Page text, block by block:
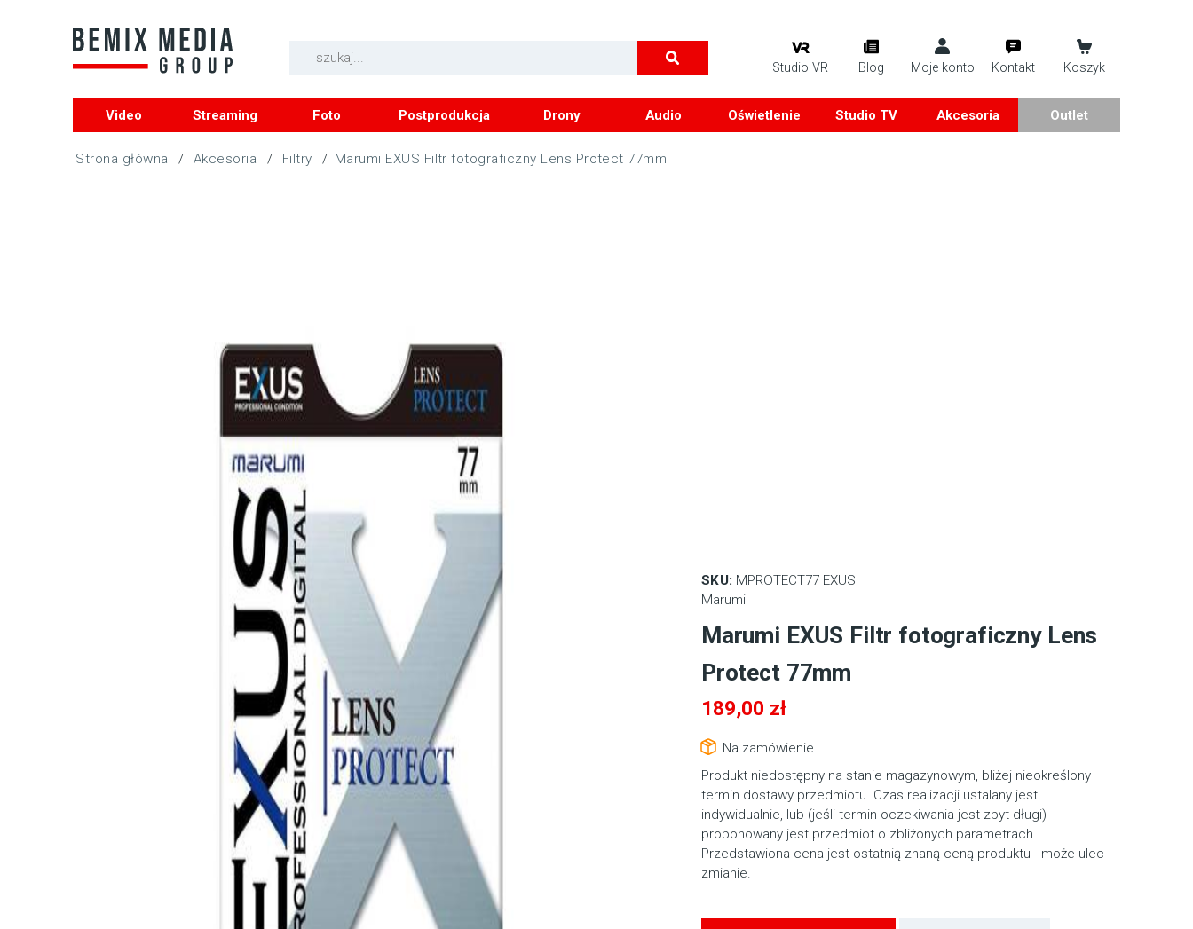
Studio VR Blog Moje konto Kontakt Koszyk
Video Streaming Foto Postprodukcja Drony Audio Oświetlenie Studio TV Akcesoria Outlet
/ Akcesoria / Filtry / Marumi EXUS Filtr fotograficzny Lens Protect 77mm
SKU: MPROTECT77 EXUS
Marumi
Marumi EXUS Filtr fotograficzny Lens
Protect 77mm
189,00 zł
Na zamówienie
Produkt niedostępny na stanie magazynowym, bliżej nieokreślony
termin dostawy przedmiotu. Czas realizacji ustalany jest
indywidualnie, lub (jeśli termin oczekiwania jest zbyt długi)
proponowany jest przedmiot o zbliżonych parametrach.
Przedstawiona cena jest ostatnią znaną ceną produktu - może ulec
zmianie.